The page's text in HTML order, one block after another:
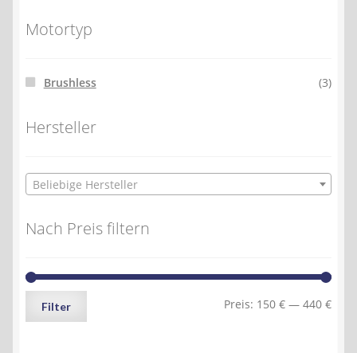
Motortyp
Brushless (3)
Hersteller
Beliebige Hersteller
Nach Preis filtern
Min.
Max.
Filter Preis: 150 € — 440 €